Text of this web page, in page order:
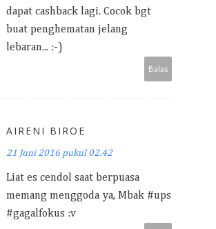
dapat cashback lagi. Cocok bgt
buat penghematan jelang
lebaran... :-)
Balas
AIRENI BIROE
21 Juni 2016 pukul 02.42
Liat es cendol saat berpuasa
memang menggoda ya, Mbak #ups
#gagalfokus :v